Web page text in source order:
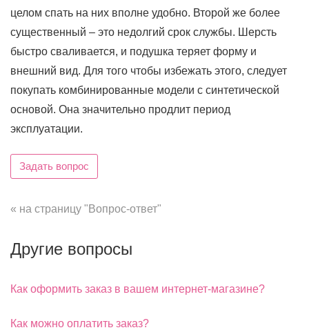
целом спать на них вполне удобно. Второй же более
существенный – это недолгий срок службы. Шерсть
быстро сваливается, и подушка теряет форму и
внешний вид. Для того чтобы избежать этого, следует
покупать комбинированные модели с синтетической
основой. Она значительно продлит период
эксплуатации.
Задать вопрос
« на страницу "Вопрос-ответ"
Другие вопросы
Как оформить заказ в вашем интернет-магазине?
Как можно оплатить заказ?